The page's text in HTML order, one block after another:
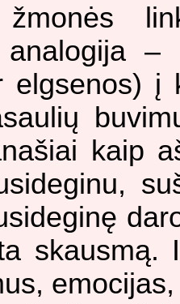
žmonės
analogija –
elgsenos) į
kaip